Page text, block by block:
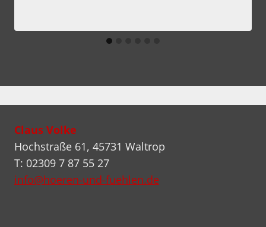
Claus Volke
Hochstraße 61, 45731 Waltrop
T: 02309 7 87 55 27
info@hoeren-und-fuehlen.de